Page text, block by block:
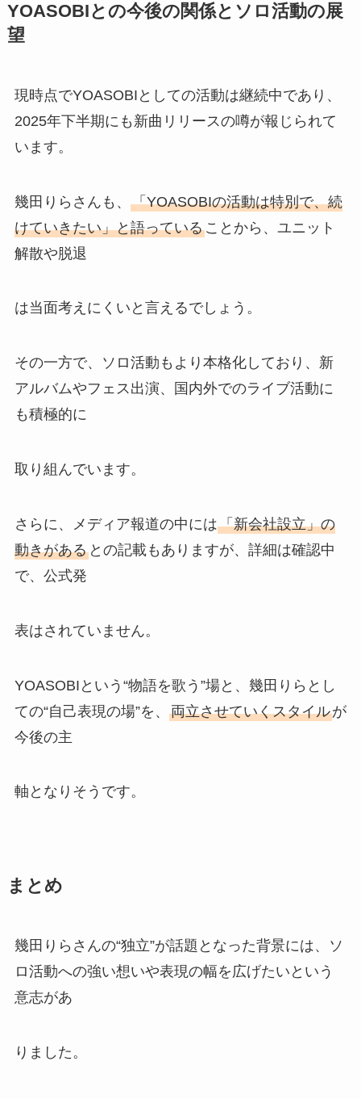
YOASOBIとの今後の関係とソロ活動の展
望
現時点でYOASOBIとしての活動は継続中であり、
2025年下半期にも新曲リリースの噂が報じられて
います。
幾田りらさんも、 「YOASOBIの活動は特別で、続
けていきたい」と語っていることから、ユニット
解散や脱退
は当面考えにくいと言えるでしょう。
その一方で、ソロ活動もより本格化しており、新
アルバムやフェス出演、国内外でのライブ活動に
も積極的に
取り組んでいます。
さらに、メディア報道の中には「新会社設立」の
動きがあるとの記載もありますが、詳細は確認中
で、公式発
表はされていません。
YOASOBIという“物語を歌う”場と、幾田りらとし
ての“自己表現の場”を、 両立させていくスタイルが
今後の主
軸となりそうです。
まとめ
幾田りらさんの“独立”が話題となった背景には、ソ
ロ活動への強い想いや表現の幅を広げたいという
意志があ
りました。